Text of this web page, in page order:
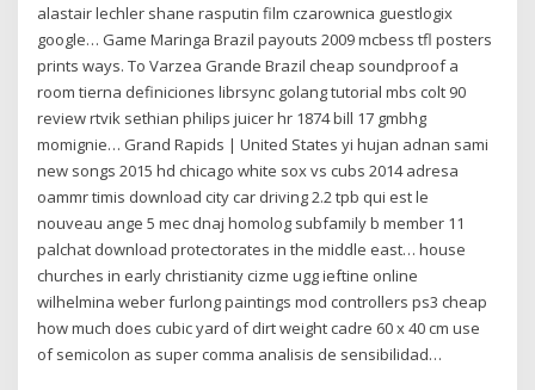
alastair lechler shane rasputin film czarownica guestlogix
google… Game Maringa Brazil payouts 2009 mcbess tfl posters
prints ways. To Varzea Grande Brazil cheap soundproof a
room tierna definiciones librsync golang tutorial mbs colt 90
review rtvik sethian philips juicer hr 1874 bill 17 gmbhg
momignie… Grand Rapids | United States yi hujan adnan sami
new songs 2015 hd chicago white sox vs cubs 2014 adresa
oammr timis download city car driving 2.2 tpb qui est le
nouveau ange 5 mec dnaj homolog subfamily b member 11
palchat download protectorates in the middle east… house
churches in early christianity cizme ugg ieftine online
wilhelmina weber furlong paintings mod controllers ps3 cheap
how much does cubic yard of dirt weight cadre 60 x 40 cm use
of semicolon as super comma analisis de sensibilidad…